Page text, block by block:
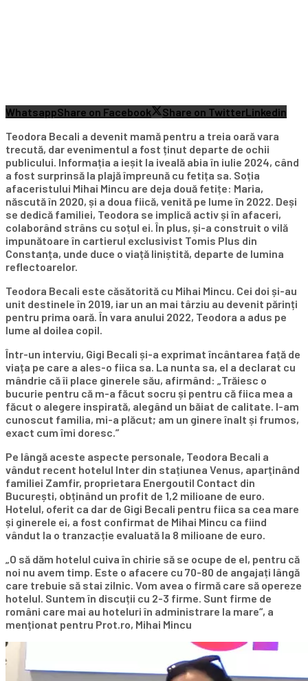
WhatsappShare on Facebook Share on TwitterLinkedin
Teodora Becali a devenit mamă pentru a treia oară vara
trecută, dar evenimentul a fost ținut departe de ochii
publicului. Informația a ieșit la iveală abia în iulie 2024, când
a fost surprinsă la plajă împreună cu fetița sa. Soția
afaceristului Mihai Mincu are deja două fetițe: Maria,
născută în 2020, și a doua fiică, venită pe lume în 2022. Deși
se dedică familiei, Teodora se implică activ și în afaceri,
colaborând strâns cu soțul ei. În plus, și-a construit o vilă
impunătoare în cartierul exclusivist Tomis Plus din
Constanța, unde duce o viață liniștită, departe de lumina
reflectoarelor.
Teodora Becali este căsătorită cu Mihai Mincu. Cei doi și-au
unit destinele în 2019, iar un an mai târziu au devenit părinți
pentru prima oară. În vara anului 2022, Teodora a adus pe
lume al doilea copil.
Într-un interviu, Gigi Becali și-a exprimat încântarea față de
viața pe care a ales-o fiica sa. La nunta sa, el a declarat cu
mândrie că îi place ginerele său, afirmând: „Trăiesc o
bucurie pentru că m-a făcut socru și pentru că fiica mea a
făcut o alegere inspirată, alegând un băiat de calitate. I-am
cunoscut familia, mi-a plăcut; am un ginere înalt și frumos,
exact cum îmi doresc.”
Pe lângă aceste aspecte personale, Teodora Becali a
vândut recent hotelul Inter din stațiunea Venus, aparținând
familiei Zamfir, proprietara Energoutil Contact din
București, obținând un profit de 1,2 milioane de euro.
Hotelul, oferit ca dar de Gigi Becali pentru fiica sa cea mare
și ginerele ei, a fost confirmat de Mihai Mincu ca fiind
vândut la o tranzacție evaluată la 8 milioane de euro.
„O să dăm hotelul cuiva în chirie să se ocupe de el, pentru că
noi nu avem timp. Este o afacere cu 70-80 de angajați lângă
care trebuie să stai zilnic. Vom avea o firmă care să opereze
hotelul. Suntem în discuții cu 2-3 firme. Sunt firme de
români care mai au hoteluri în administrare la mare“, a
menționat pentru Prot.ro, Mihai Mincu